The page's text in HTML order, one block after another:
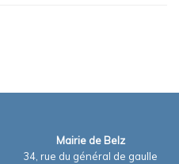
Mairie de Belz
34, rue du général de gaulle